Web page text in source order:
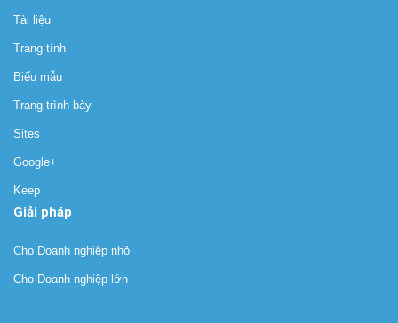
Tài liệu
Trang tính
Biểu mẫu
Trang trình bày
Sites
Google+
Keep
Giải pháp
Cho Doanh nghiệp nhỏ
Cho Doanh nghiệp lớn